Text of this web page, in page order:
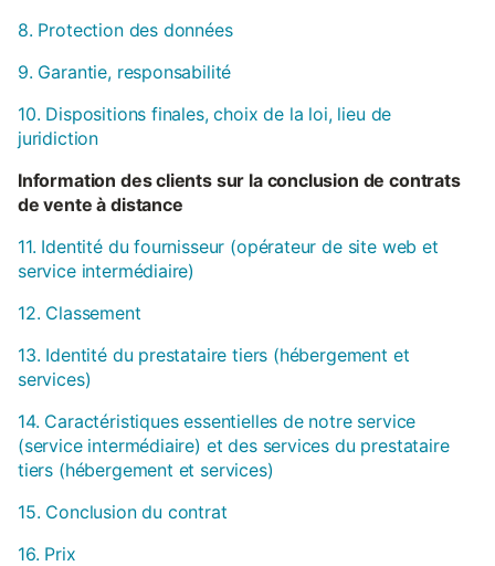
8. Protection des données
9. Garantie, responsabilité
10. Dispositions finales, choix de la loi, lieu de
juridiction
Information des clients sur la conclusion de contrats
de vente à distance
11. Identité du fournisseur (opérateur de site web et
service intermédiaire)
12. Classement
13. Identité du prestataire tiers (hébergement et
services)
14. Caractéristiques essentielles de notre service
(service intermédiaire) et des services du prestataire
tiers (hébergement et services)
15. Conclusion du contrat
16. Prix